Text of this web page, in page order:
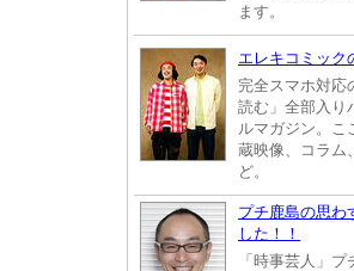
ます。
エレキコミック
完全スマホ対応
読む」全部入り
ルマガジン。こ
蔵映像、コラム
ど。
プチ鹿島の思わ
した！！
「時事芸人」